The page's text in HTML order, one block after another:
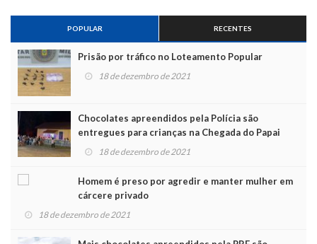
POPULAR RECENTES
Prisão por tráfico no Loteamento Popular
18 de dezembro de 2021
Chocolates apreendidos pela Polícia são
entregues para crianças na Chegada do Papai
Noel
18 de dezembro de 2021
Homem é preso por agredir e manter mulher em
cárcere privado
18 de dezembro de 2021